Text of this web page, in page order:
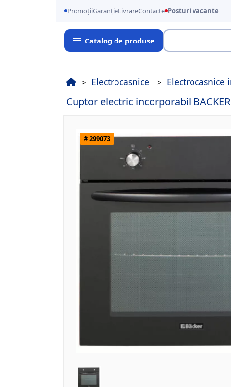
PromoțiiGaranțieLivrareContacte Posturi vacante
Catalog de produse
Electrocasnice Electrocasnice
Cuptor electric incorporabil
# 299073